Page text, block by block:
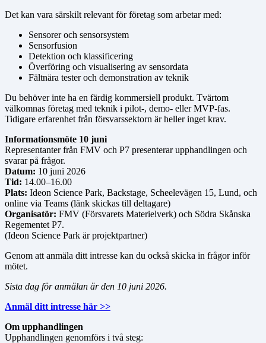
Det kan vara särskilt relevant för företag som arbetar med:
Sensorer och sensorsystem
Sensorfusion
Detektion och klassificering
Överföring och visualisering av sensordata
Fältnära tester och demonstration av teknik
Du behöver inte ha en färdig kommersiell produkt. Tvärtom
välkomnas företag med teknik i pilot-, demo- eller MVP-fas.
Tidigare erfarenhet från försvarssektorn är heller inget krav.
Informationsmöte 10 juni
Representanter från FMV och P7 presenterar upphandlingen och
svarar på frågor.
Datum: 10 juni 2026
Tid: 14.00–16.00
Plats: Ideon Science Park, Backstage, Scheelevägen 15, Lund, och
online via Teams (länk skickas till deltagare)
Organisatör: FMV (Försvarets Materielverk) och Södra Skånska
Regementet P7.
(Ideon Science Park är projektpartner)
Genom att anmäla ditt intresse kan du också skicka in frågor inför
mötet.
Sista dag för anmälan är den 10 juni 2026.
Anmäl ditt intresse här >>
Om upphandlingen
Upphandlingen genomförs i två steg: